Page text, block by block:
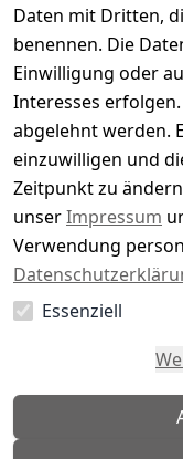
4
3
2
1
Es hat noch
Artikel abgegeben
Daten mit Dritten,
benennen. Die
Einwilligung oder
Interesses
abgelehnt werden.
einzuwilligen und
Zeitpunkt zu
unserImpressum
Verwendung
Essenziell